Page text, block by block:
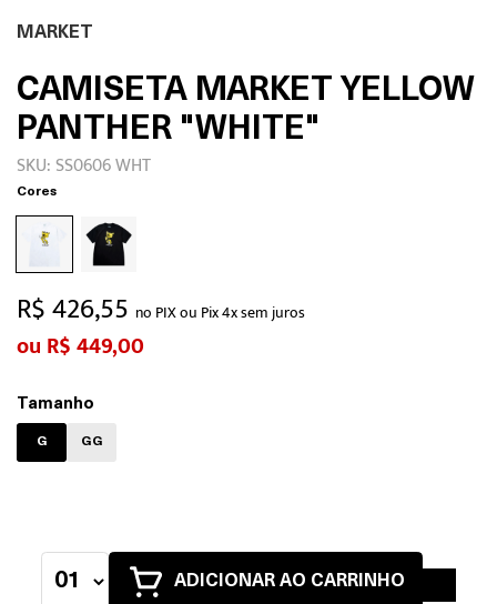
MARKET
CAMISETA MARKET YELLOW
PANTHER "WHITE"
SKU: SS0606 WHT
Cores
R$ 426,55 no PIX ou Pix 4x sem juros
R$ 449,00
Tamanho
G GG
ADICIONAR AO CARRINHO